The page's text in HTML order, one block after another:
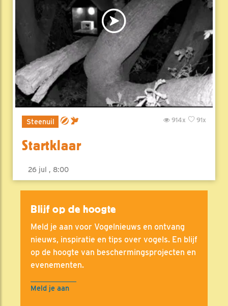
Steenuil 91x
914x
Startklaar
26 jul , 8:00
Blijf op de hoogte
Meld je aan voor Vogelnieuws en ontvang
nieuws, inspiratie en tips over vogels. En blijf
op de hoogte van beschermingsprojecten en
evenementen.
Meld je aan